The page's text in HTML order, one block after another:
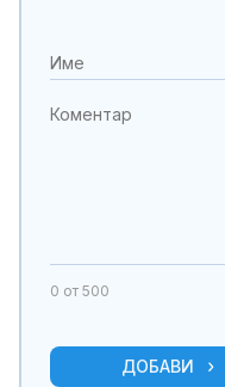
0 от 500
ДОБАВИ